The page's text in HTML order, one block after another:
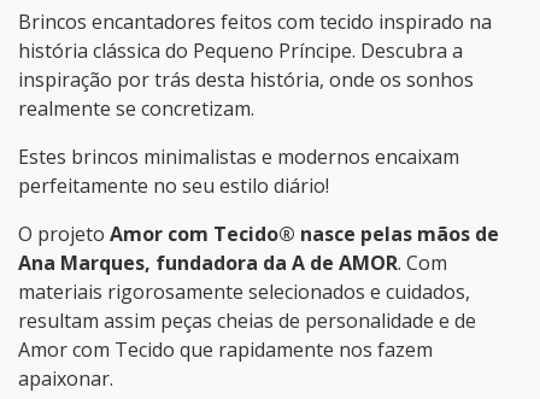
Brincos encantadores feitos com tecido inspirado na
história clássica do Pequeno Príncipe. Descubra a
inspiração por trás desta história, onde os sonhos
realmente se concretizam.
Estes brincos minimalistas e modernos encaixam
perfeitamente no seu estilo diário!
O projeto Amor com Tecido® nasce pelas mãos de
Ana Marques, fundadora da A de AMOR. Com
materiais rigorosamente selecionados e cuidados,
resultam assim peças cheias de personalidade e de
Amor com Tecido que rapidamente nos fazem
apaixonar.